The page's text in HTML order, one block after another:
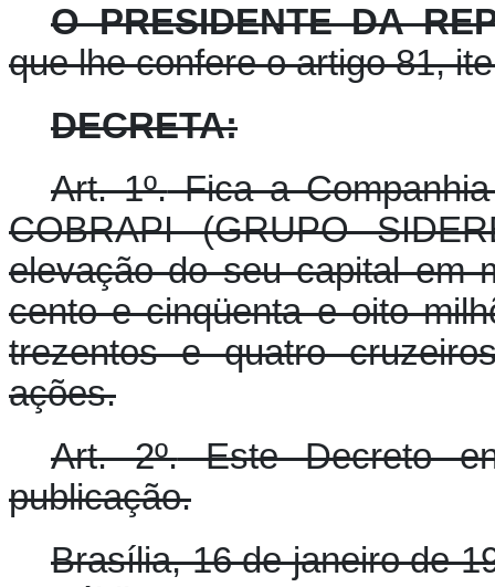
O PRESIDENTE DA
que lhe confere o artigo 81,
DECRETA:
Art. 1º.Fica a
COBRAPI (GRUPO
elevação do seu capital em
cento e cinqüenta e oito
trezentos e quatro
ações.
Art. 2º.Este Decreto
publicação.
Brasília, 16 de janeiro de